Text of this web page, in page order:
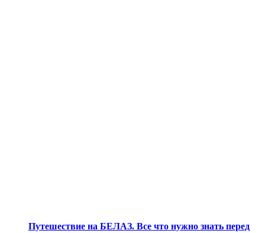
Путешествие на БЕЛАЗ. Все что нужно знать перед